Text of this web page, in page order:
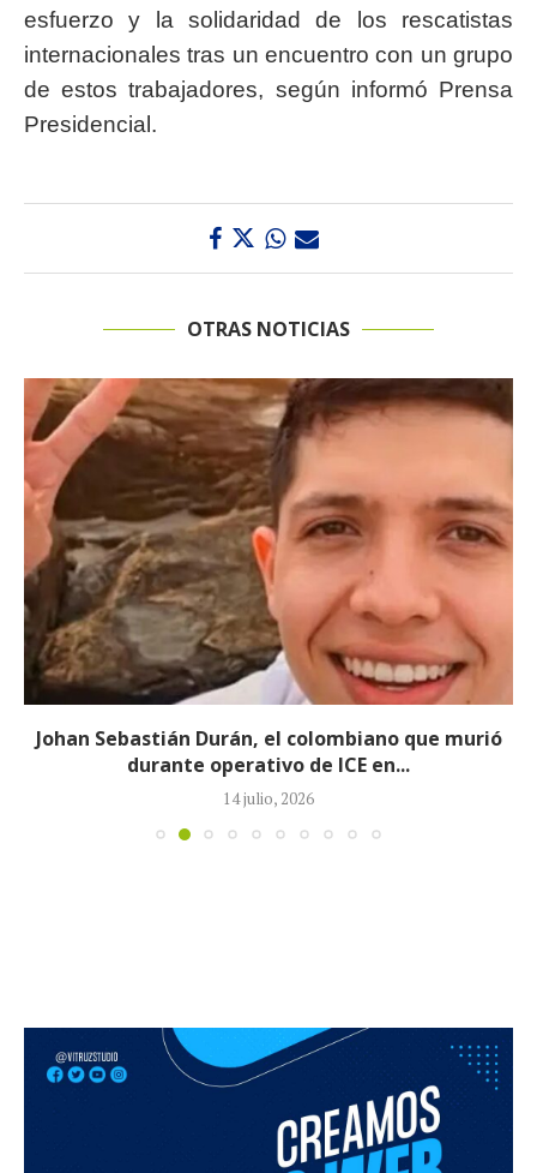
esfuerzo y la solidaridad de los rescatistas
internacionales tras un encuentro con un grupo
de estos trabajadores, según informó Prensa
Presidencial.
OTRAS NOTICIAS
Johan Sebastián Durán, el colombiano que murió
durante operativo de ICE en...
14 julio, 2026